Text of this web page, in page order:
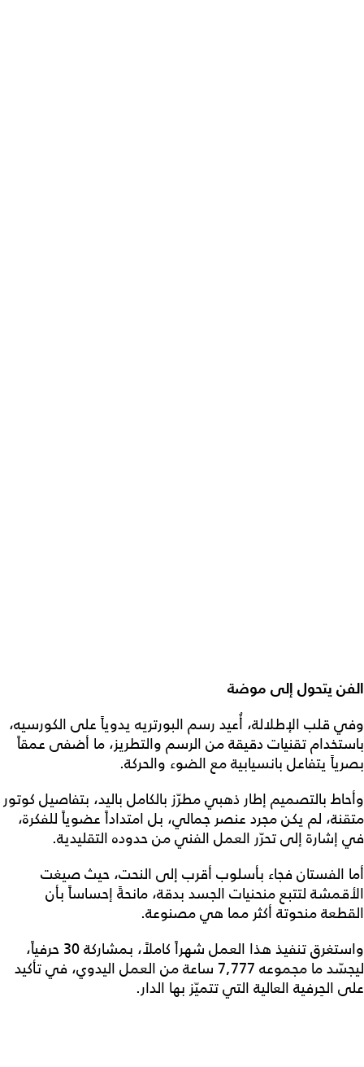
الفن يتحول إلى موضة
وفي قلب الإطلالة، أُعيد رسم البورتريه يدوياً على الكورسيه،
باستخدام تقنيات دقيقة من الرسم والتطريز، ما أضفى عمقاً
بصرياً يتفاعل بانسيابية مع الضوء والحركة.
وأحاط بالتصميم إطار ذهبي مطرّز بالكامل باليد، بتفاصيل كوتور
متقنة، لم يكن مجرد عنصر جمالي، بل امتداداً عضوياً للفكرة،
في إشارة إلى تحرّر العمل الفني من حدوده التقليدية.
أما الفستان فجاء بأسلوب أقرب إلى النحت، حيث صيغت
الأقمشة لتتبع منحنيات الجسد بدقة، مانحةً إحساساً بأن
القطعة منحوتة أكثر مما هي مصنوعة.
واستغرق تنفيذ هذا العمل شهراً كاملاً، بمشاركة 30 حرفياً،
ليجسّد ما مجموعه 7,777 ساعة من العمل اليدوي، في تأكيد
على الحِرفية العالية التي تتميّز بها الدار.